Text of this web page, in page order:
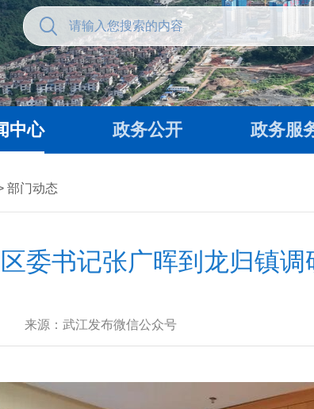
中心 政务公开 政务服
部门动态
区委书记张广晖到龙归镇
来源： 武江发布微信公众号